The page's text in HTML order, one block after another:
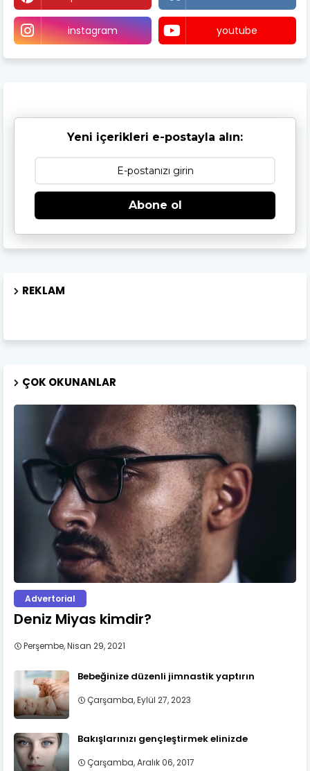
instagram youtube
Yeni içerikleri e-postayla alın:
Abone ol
REKLAM
ÇOK OKUNANLAR
Advertorial
Deniz Miyas kimdir?
Perşembe, Nisan 29, 2021
Bebeğinize düzenli jimnastik yaptırın
Çarşamba, Eylül 27, 2023
Bakışlarınızı gençleştirmek elinizde
Çarşamba, Aralık 06, 2017